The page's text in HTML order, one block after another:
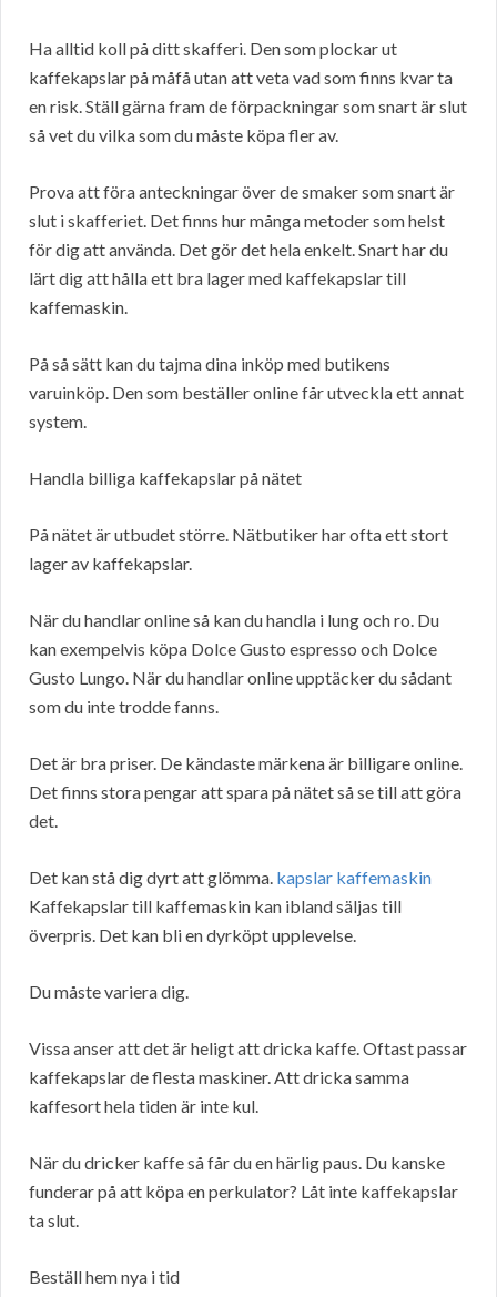
Ha alltid koll på ditt skafferi. Den som plockar ut
kaffekapslar på måfå utan att veta vad som finns kvar ta
en risk. Ställ gärna fram de förpackningar som snart är slut
så vet du vilka som du måste köpa fler av.
Prova att föra anteckningar över de smaker som snart är
slut i skafferiet. Det finns hur många metoder som helst
för dig att använda. Det gör det hela enkelt. Snart har du
lärt dig att hålla ett bra lager med kaffekapslar till
kaffemaskin.
På så sätt kan du tajma dina inköp med butikens
varuinköp. Den som beställer online får utveckla ett annat
system.
Handla billiga kaffekapslar på nätet
På nätet är utbudet större. Nätbutiker har ofta ett stort
lager av kaffekapslar.
När du handlar online så kan du handla i lung och ro. Du
kan exempelvis köpa Dolce Gusto espresso och Dolce
Gusto Lungo. När du handlar online upptäcker du sådant
som du inte trodde fanns.
Det är bra priser. De kändaste märkena är billigare online.
Det finns stora pengar att spara på nätet så se till att göra
det.
Det kan stå dig dyrt att glömma. kapslar kaffemaskin
Kaffekapslar till kaffemaskin kan ibland säljas till
överpris. Det kan bli en dyrköpt upplevelse.
Du måste variera dig.
Vissa anser att det är heligt att dricka kaffe. Oftast passar
kaffekapslar de flesta maskiner. Att dricka samma
kaffesort hela tiden är inte kul.
När du dricker kaffe så får du en härlig paus. Du kanske
funderar på att köpa en perkulator? Låt inte kaffekapslar
ta slut.
Beställ hem nya i tid